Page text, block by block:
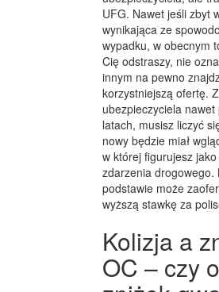
UFG. Nawet jeśli zbyt
wynikająca ze
wypadku, w obecnym
Cię odstraszy, nie
innym na pewno
korzystniejszą ofertę.
ubezpieczyciela nawet
latach, musisz liczyć
nowy będzie miał
w której figurujesz
zdarzenia drogowego.
podstawie może
wyższą stawkę za
Kolizja a
OC – czy